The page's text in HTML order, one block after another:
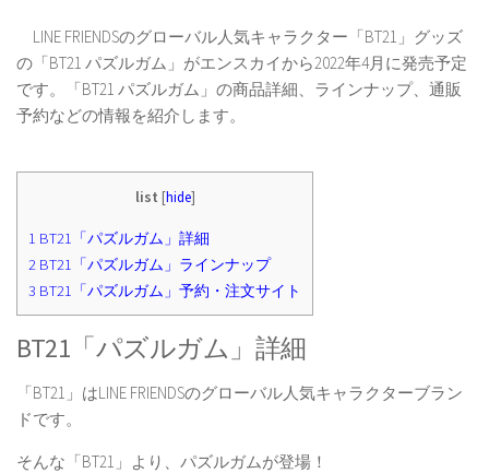
LINE FRIENDSのグローバル人気キャラクター「BT21」グッズ
の「BT21 パズルガム」がエンスカイから2022年4月に発売予定
です。「BT21 パズルガム」の商品詳細、ラインナップ、通販
予約などの情報を紹介します。
list [hide]
1 BT21「パズルガム」詳細
2 BT21「パズルガム」ラインナップ
3 BT21「パズルガム」予約・注文サイト
BT21「パズルガム」詳細
「BT21」はLINE FRIENDSのグローバル人気キャラクターブラン
ドです。
そんな「BT21」より、パズルガムが登場！